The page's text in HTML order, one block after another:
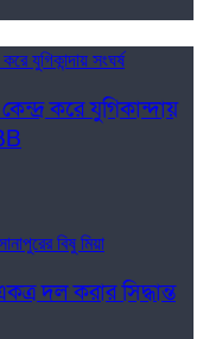
করে যুগিকান্দায়
দল করার সিদ্ধান্ত